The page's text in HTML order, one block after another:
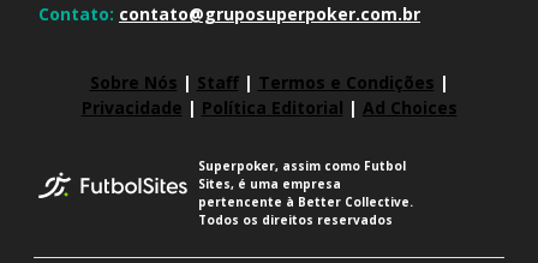
Contato: contato@gruposuperpoker.com.br
Sobre Nós | Staff| Termos e Condições |
Privacidade | Política Editorial | Ad Choices
Superpoker, assim como Futbol
Sites, é uma empresa
pertencente à Better Collective.
Todos os direitos reservados